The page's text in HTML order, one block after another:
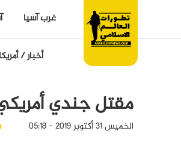
غرب آسيا
أخبار/
مقتل جندي
الخميس 31 أكتوبر 2019 - 05:18